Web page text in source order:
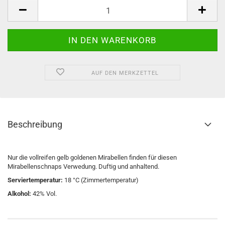
AUF DEN MERKZETTEL
Beschreibung
Nur die vollreifen gelb goldenen Mirabellen finden für diesen
Mirabellenschnaps Verwedung. Duftig und anhaltend.
Serviertemperatur: 18 °C (Zimmertemperatur)
Alkohol: 42% Vol.